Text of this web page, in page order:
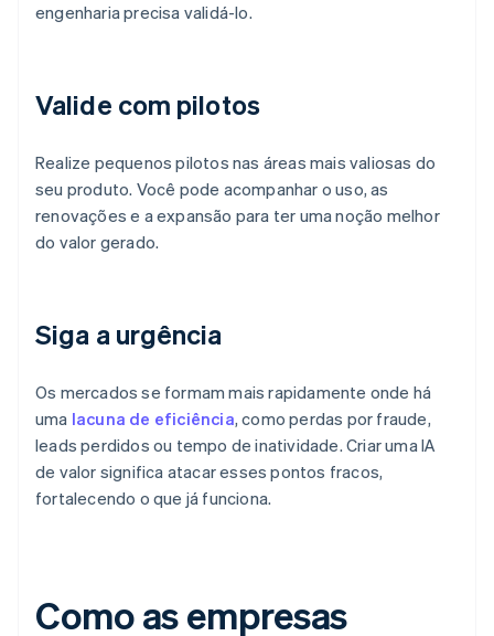
engenharia precisa validá-lo.
Valide com pilotos
Realize pequenos pilotos nas áreas mais valiosas do
seu produto. Você pode acompanhar o uso, as
renovações e a expansão para ter uma noção melhor
do valor gerado.
Siga a urgência
Os mercados se formam mais rapidamente onde há
uma lacuna de eficiência, como perdas por fraude,
leads perdidos ou tempo de inatividade. Criar uma IA
de valor significa atacar esses pontos fracos,
fortalecendo o que já funciona.
Como as empresas